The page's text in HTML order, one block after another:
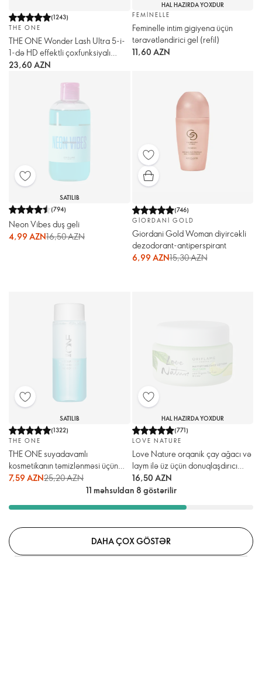
(1243)
THE ONE
THE ONE Wonder Lash Ultra 5-i-
1-də HD effektli çoxfunksiyalı
kirpik tuşu
23,60 AZN
HAL HAZIRDA YOXDUR
FEMINELLE
Feminelle intim gigiyena üçün
təravətləndirici gel (refil)
11,60 AZN
SATILIB
(794)
Neon Vibes duş geli
4,99 AZN16,50 AZN
(746)
GIORDANI GOLD
Giordani Gold Woman diyircəkli
dezodorant-antiperspirant
6,99 AZN15,30 AZN
SATILIB
(1322)
THE ONE
THE ONE suyadavamlı
kosmetikanın təmizlənməsi üçün
vasitə
7,59 AZN25,20 AZN
HAL HAZIRDA YOXDUR
(771)
LOVE NATURE
Love Nature orqanik çay ağacı və
laym ilə üz üçün donuqlaşdırıcı
krem-flüid
16,50 AZN
11 məhsuldan 8 göstərilir
DAHA ÇOX GÖSTƏR